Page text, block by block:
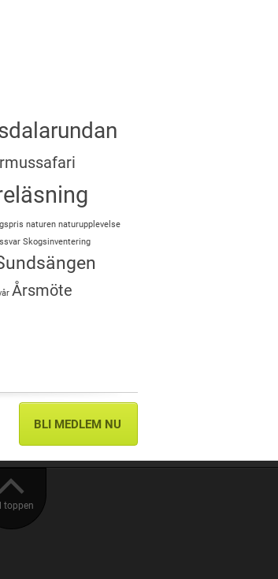
naturen naturupplevelse
Skogsinventering
Årsmöte
BLI MEDLEM NU
toppen
Facebook.
du deras
de cookies